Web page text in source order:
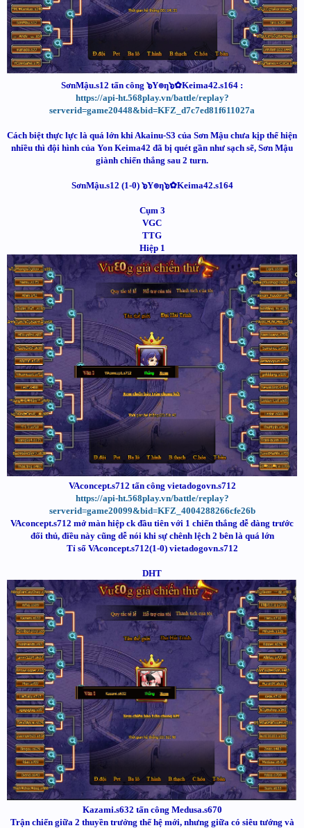
SơnMậu.s12 tấn công ๖Y๏ƞ๖✿Keima42.s164 :
https://api-ht.568play.vn/battle/replay?
serverid=game20448&bid=KFZ_d7c7ed81f611027a
Cách biệt thực lực là quá lớn khi Akainu-S3 của Sơn Mậu chưa kịp thể hiện
nhiều thì đội hình của Yon Keima42 đã bị quét gần như sạch sẽ, Sơn Mậu
giành chiến thắng sau 2 turn.
SơnMậu.s12 (1-0) ๖Y๏ƞ๖✿Keima42.s164
Cụm 3
VGC
TTG
Hiệp 1
VAconcept.s712 tấn công vietadogovn.s712
https://api-ht.568play.vn/battle/replay?
serverid=game20099&bid=KFZ_4004288266cfe26b
VAconcept.s712 mở màn hiệp ck đầu tiên với 1 chiến thắng dễ dàng trước
đối thủ, điều này cũng dễ nói khi sự chênh lệch 2 bên là quá lớn
Tỉ số VAconcept.s712(1-0) vietadogovn.s712
DHT
Kazami.s632 tấn công Medusa.s670
Trận chiến giữa 2 thuyền trưởng thế hệ mới, nhưng giữa có siêu tướng và